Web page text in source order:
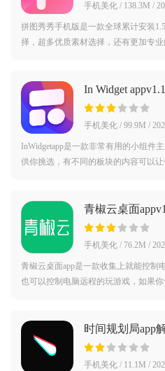
手机美化 / 138.3M /
拼图秀秀手机版是一款全球累计安装
择，超多优质素材选择，还有更加专
In Widget
手机美化 / 99.9M /
InWidgetapp是一款非常有用的小组件
供你挑选，有不同的板块的内容可以
青椒云桌面
手机美化 / 76.2M /
青椒云桌面app是一款收集上就能控制
也可以控制电脑远程的玩游戏，如果
时间规划局app
手机美化 / 11.1M /